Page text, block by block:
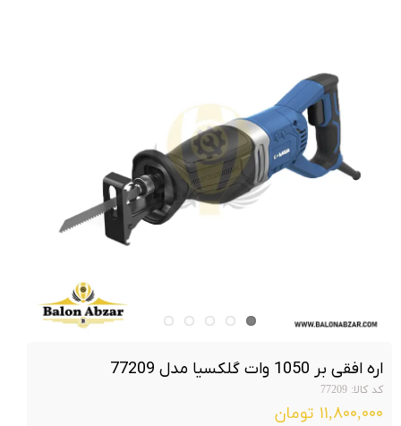
اره افقی بر 1050 وات گلکسیا مدل 77209
کد کالا: 77209
۱۱,۸۰۰,۰۰۰ تومان